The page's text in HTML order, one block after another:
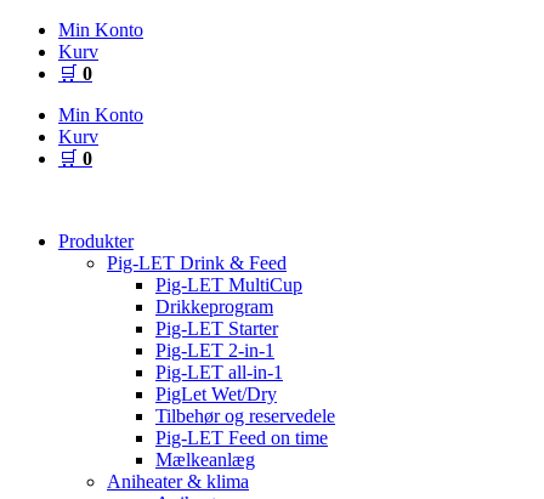
Videre
indhold
Min Konto
Kurv
🛒 0
Min Konto
Kurv
🛒 0
Produkter
Pig-LET Drink & Feed
Pig-LET MultiCup
Drikkeprogram
Pig-LET Starter
Pig-LET 2-in-1
Pig-LET all-in-1
PigLet Wet/Dry
Tilbehør og reservedele
Pig-LET Feed on time
Mælkeanlæg
Aniheater & klima